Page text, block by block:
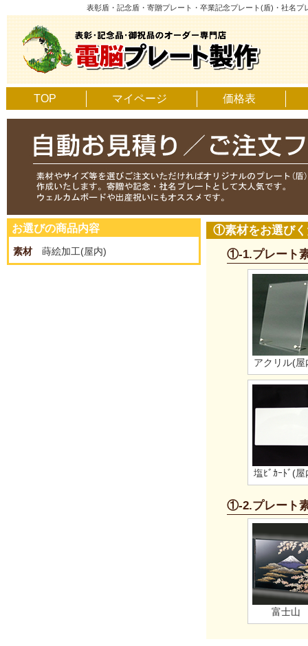
表彰盾・記念盾・寄贈プレート・卒業記念プレート(盾)・社名
TOP マイページ 価格表
①素材をお選びく
①-1.プレート
アクリル(屋
塩ﾋﾞｶｰﾄﾞ(屋
①-2.プレート
富士山
お選びの商品内容
素材 蒔絵加工(屋内)